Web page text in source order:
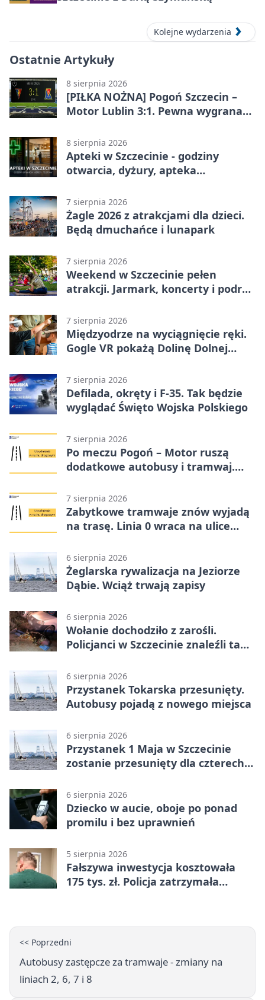
Kolejne wydarzenia
Ostatnie Artykuły
8 sierpnia 2026
[PIŁKA NOŻNA] Pogoń Szczecin –
Motor Lublin 3:1. Pewna wygrana
8 sierpnia 2026
Apteki w Szczecinie - godziny
otwarcia, dyżury, apteka
7 sierpnia 2026
Żagle 2026 z atrakcjami dla dzieci.
Będą dmuchańce i lunapark
7 sierpnia 2026
Weekend w Szczecinie pełen
atrakcji. Jarmark, koncerty i podróż
7 sierpnia 2026
Międzyodrze na wyciągnięcie ręki.
Gogle VR pokażą Dolinę Dolnej
7 sierpnia 2026
Defilada, okręty i F-35. Tak będzie
wyglądać Święto Wojska Polskiego
7 sierpnia 2026
Po meczu Pogoń – Motor ruszą
dodatkowe autobusy i tramwaj.
7 sierpnia 2026
Zabytkowe tramwaje znów wyjadą
na trasę. Linia 0 wraca na ulice
6 sierpnia 2026
Żeglarska rywalizacja na Jeziorze
Dąbie. Wciąż trwają zapisy
6 sierpnia 2026
Wołanie dochodziło z zarośli.
Policjanci w Szczecinie znaleźli tam
6 sierpnia 2026
Przystanek Tokarska przesunięty.
Autobusy pojadą z nowego miejsca
6 sierpnia 2026
Przystanek 1 Maja w Szczecinie
zostanie przesunięty dla czterech
6 sierpnia 2026
Dziecko w aucie, oboje po ponad
promilu i bez uprawnień
5 sierpnia 2026
Fałszywa inwestycja kosztowała
175 tys. zł. Policja zatrzymała
<< Poprzedni
Autobusy zastępcze za tramwaje - zmiany na
liniach 2, 6, 7 i 8